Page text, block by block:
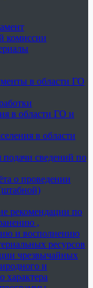
комиссии
в области ГО
в области ГО и
в области
сведений по
о проведении
рекомендации по
,
и восполнению
ресурсов
чрезвычайных
и
характера